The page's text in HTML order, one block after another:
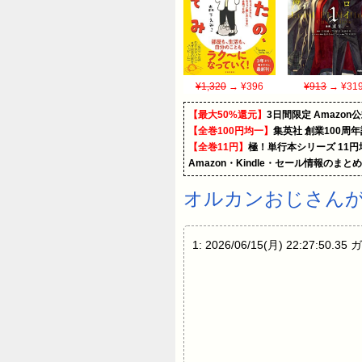
¥1,320 → ¥396 ¥913→
【最大50%還元】 3日間限定 Amazon
【全巻100円均一】 集英社 創業100周
【全巻11円】 極！単行本シリーズ 11円
Amazon・Kindle・セール情報のまと
オルカンおじさん
1: 2026/06/15(月) 22:27:50.35